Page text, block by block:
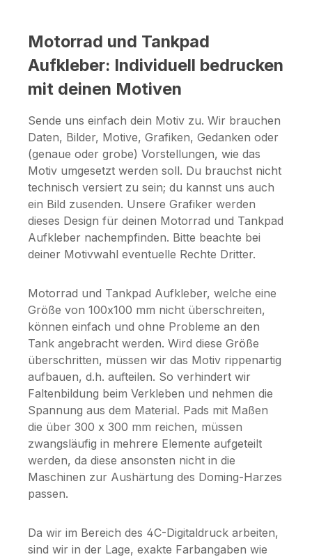
Motorrad und Tankpad
Aufkleber: Individuell bedrucken
mit deinen Motiven
Sende uns einfach dein Motiv zu. Wir brauchen
Daten, Bilder, Motive, Grafiken, Gedanken oder
(genaue oder grobe) Vorstellungen, wie das
Motiv umgesetzt werden soll. Du brauchst nicht
technisch versiert zu sein; du kannst uns auch
ein Bild zusenden. Unsere Grafiker werden
dieses Design für deinen Motorrad und Tankpad
Aufkleber nachempfinden. Bitte beachte bei
deiner Motivwahl eventuelle Rechte Dritter.
Motorrad und Tankpad Aufkleber, welche eine
Größe von 100x100 mm nicht überschreiten,
können einfach und ohne Probleme an den
Tank angebracht werden. Wird diese Größe
überschritten, müssen wir das Motiv rippenartig
aufbauen, d.h. aufteilen. So verhindert wir
Faltenbildung beim Verkleben und nehmen die
Spannung aus dem Material. Pads mit Maßen
die über 300 x 300 mm reichen, müssen
zwangsläufig in mehrere Elemente aufgeteilt
werden, da diese ansonsten nicht in die
Maschinen zur Aushärtung des Doming-Harzes
passen.
Da wir im Bereich des 4C-Digitaldruck arbeiten,
sind wir in der Lage, exakte Farbangaben wie